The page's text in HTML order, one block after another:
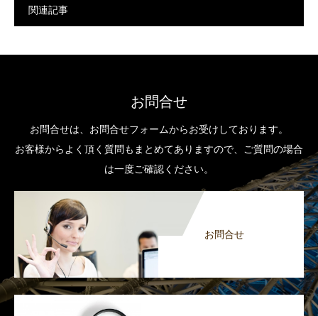
関連記事
お問合せ
お問合せは、お問合せフォームからお受けしております。
お客様からよく頂く質問もまとめてありますので、ご質問の場合
は一度ご確認ください。
お問合せ